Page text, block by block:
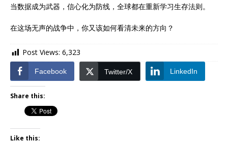
当数据成为武器，信心化为防线，全球都在重新学习生存法则。
在这场无声的战争中，你又该如何看清未来的方向？
Post Views: 6,323
Facebook Twitter/X LinkedIn
Share this:
Like this: